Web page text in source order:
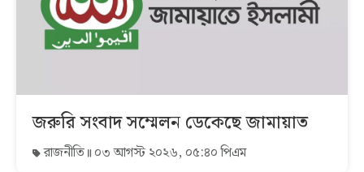
জরুরি সংবাদ সম্মেলন ডেকেছে জামায়াত
রাজনীতি ০৩ আগস্ট ২০২৬, ০৫:৪০ পিএম